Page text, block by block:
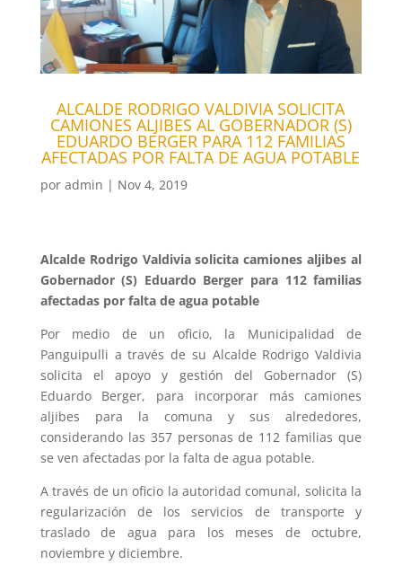
ALCALDE RODRIGO VALDIVIA SOLICITA
CAMIONES ALJIBES AL GOBERNADOR (S)
EDUARDO BERGER PARA 112 FAMILIAS
AFECTADAS POR FALTA DE AGUA POTABLE
por admin | Nov 4, 2019
Alcalde Rodrigo Valdivia solicita camiones aljibes al
Gobernador (S) Eduardo Berger para 112 familias
afectadas por falta de agua potable
Por medio de un oficio, la Municipalidad de
Panguipulli a través de su Alcalde Rodrigo Valdivia
solicita el apoyo y gestión del Gobernador (S)
Eduardo Berger, para incorporar más camiones
aljibes para la comuna y sus alrededores,
considerando las 357 personas de 112 familias que
se ven afectadas por la falta de agua potable.
A través de un oficio la autoridad comunal, solicita la
regularización de los servicios de transporte y
traslado de agua para los meses de octubre,
noviembre y diciembre.